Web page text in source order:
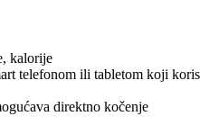
kalorije
telefonom ili tabletom koji
direktno kočenje